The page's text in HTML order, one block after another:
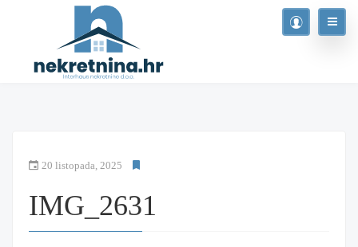
20 listopada, 2025
IMG_2631